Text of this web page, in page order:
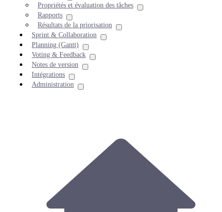
Propriétés et évaluation des tâches
Rapports
Résultats de la priorisation
Sprint & Collaboration
Planning (Gantt)
Voting & Feedback
Notes de version
Intégrations
Administration